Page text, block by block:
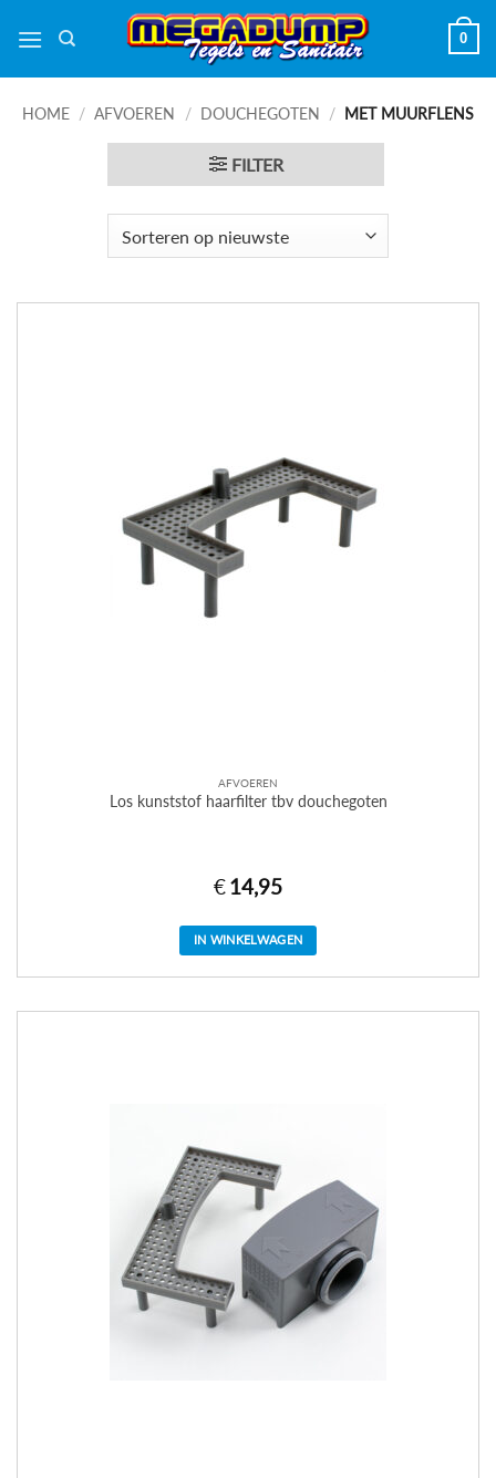
naar
0
HOME / AFVOEREN / DOUCHEGOTEN / MET MUURFLENS
FILTER
AFVOEREN
Los kunststof haarfilter tbv douchegoten
€14,95
IN WINKELWAGEN